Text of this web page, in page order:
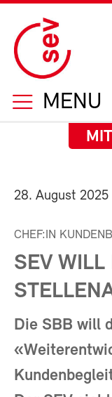
MENU
28. August 2025
CHEF:IN
SEV WILL
Die SBB will